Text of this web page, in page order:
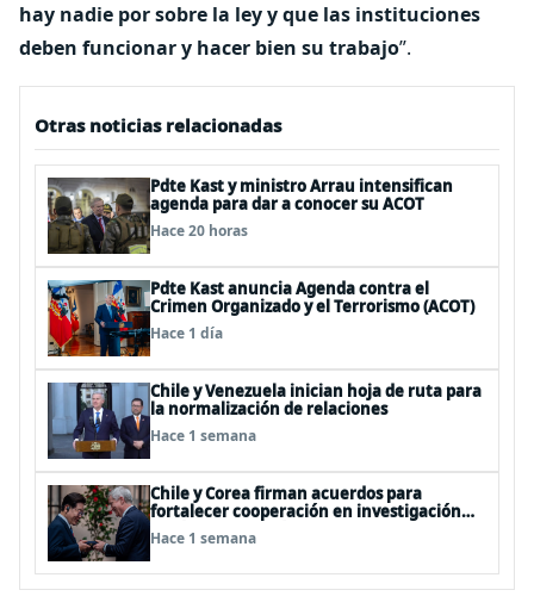
hay nadie por sobre la ley y que las instituciones
deben funcionar y hacer bien su trabajo”.
Otras noticias relacionadas
Pdte Kast y ministro Arrau intensifican
agenda para dar a conocer su ACOT
Hace 20 horas
Pdte Kast anuncia Agenda contra el
Crimen Organizado y el Terrorismo (ACOT)
Hace 1 día
Chile y Venezuela inician hoja de ruta para
la normalización de relaciones
Hace 1 semana
Chile y Corea firman acuerdos para
fortalecer cooperación en investigación
antártica, minería, seguridad
Hace 1 semana